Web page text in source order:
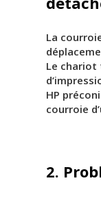
La
Le
HP
courroie
2.